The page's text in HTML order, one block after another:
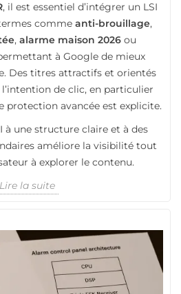
, il est essentiel d’intégrer un LSI
comme anti-brouillage,
, alarme maison 2026 ou
à Google de mieux
Des titres attractifs et orientés
de clic, en particulier
protection avancée est explicite.
à une structure claire et à des
améliore la visibilité tout
à explorer le contenu.
Lire la suite